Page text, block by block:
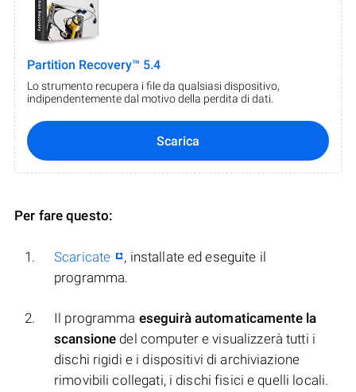
Partition Recovery™ 5.4
Lo strumento recupera i file da qualsiasi dispositivo,
indipendentemente dal motivo della perdita di dati.
Scarica
Per fare questo:
Scaricate
, installate ed eseguite il
programma.
Il programma eseguirà automaticamente la
scansione del computer e visualizzerà tutti i
dischi rigidi e i dispositivi di archiviazione
rimovibili collegati, i dischi fisici e quelli locali.